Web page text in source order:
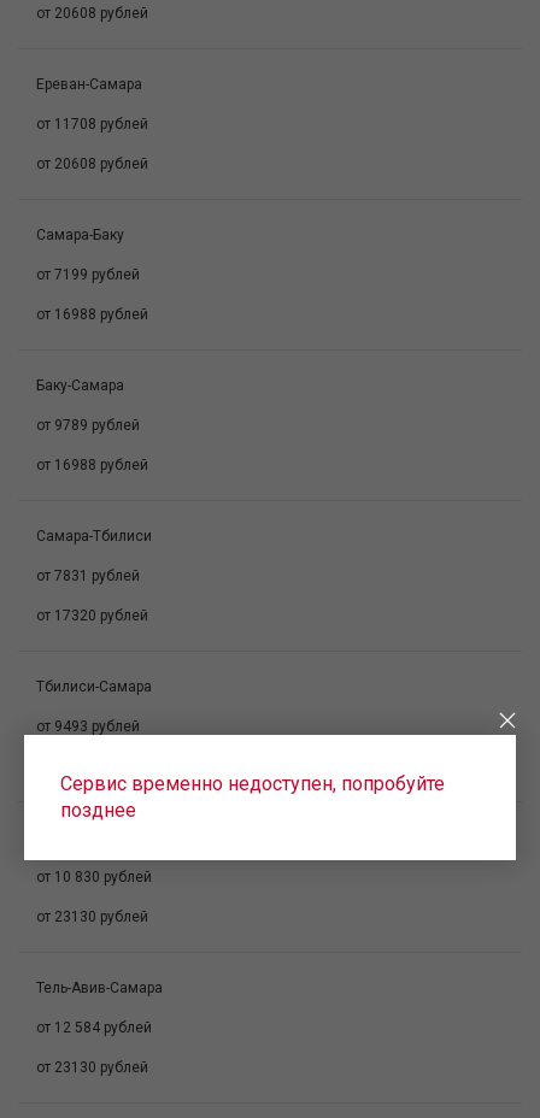
от 20608 рублей
Ереван-Самара
от 11708 рублей
от 20608 рублей
Самара-Баку
от 7199 рублей
от 16988 рублей
Баку-Самара
от 9789 рублей
от 16988 рублей
Самара-Тбилиси
от 7831 рублей
от 17320 рублей
Тбилиси-Самара
от 9493 рублей
от 10 830 рублей
от 23130 рублей
Тель-Авив-Самара
от 12 584 рублей
от 23130 рублей
Сервис временно недоступен, попробуйте
позднее